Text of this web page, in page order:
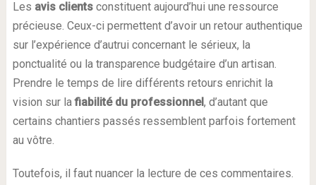
Les avis clientsconstituent aujourd’hui une ressource
précieuse. Ceux-ci permettent d’avoir un retour authentique
sur l’expérience d’autrui concernant le sérieux, la
ponctualité ou la transparence budgétaire d’un artisan.
Prendre le temps de lire différents retours enrichit la
vision sur lafiabilité du professionnel, d’autant que
certains chantiers passés ressemblent parfois fortement
au vôtre.
Toutefois, il faut nuancer la lecture de ces commentaires.